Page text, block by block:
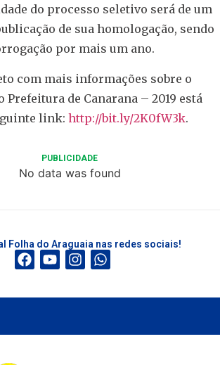
do processo seletivo será de um
de sua homologação, sendo
por mais um ano.
com mais informações sobre o
Prefeitura de Canarana – 2019 está
link: http://bit.ly/2K0fW3k.
PUBLICIDADE
No data was found
Folha do Araguaia nas redes sociais!